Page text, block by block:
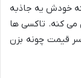
که خودش یه جاذبه
کنه. تاکسی ها
قیمت چونه بزن